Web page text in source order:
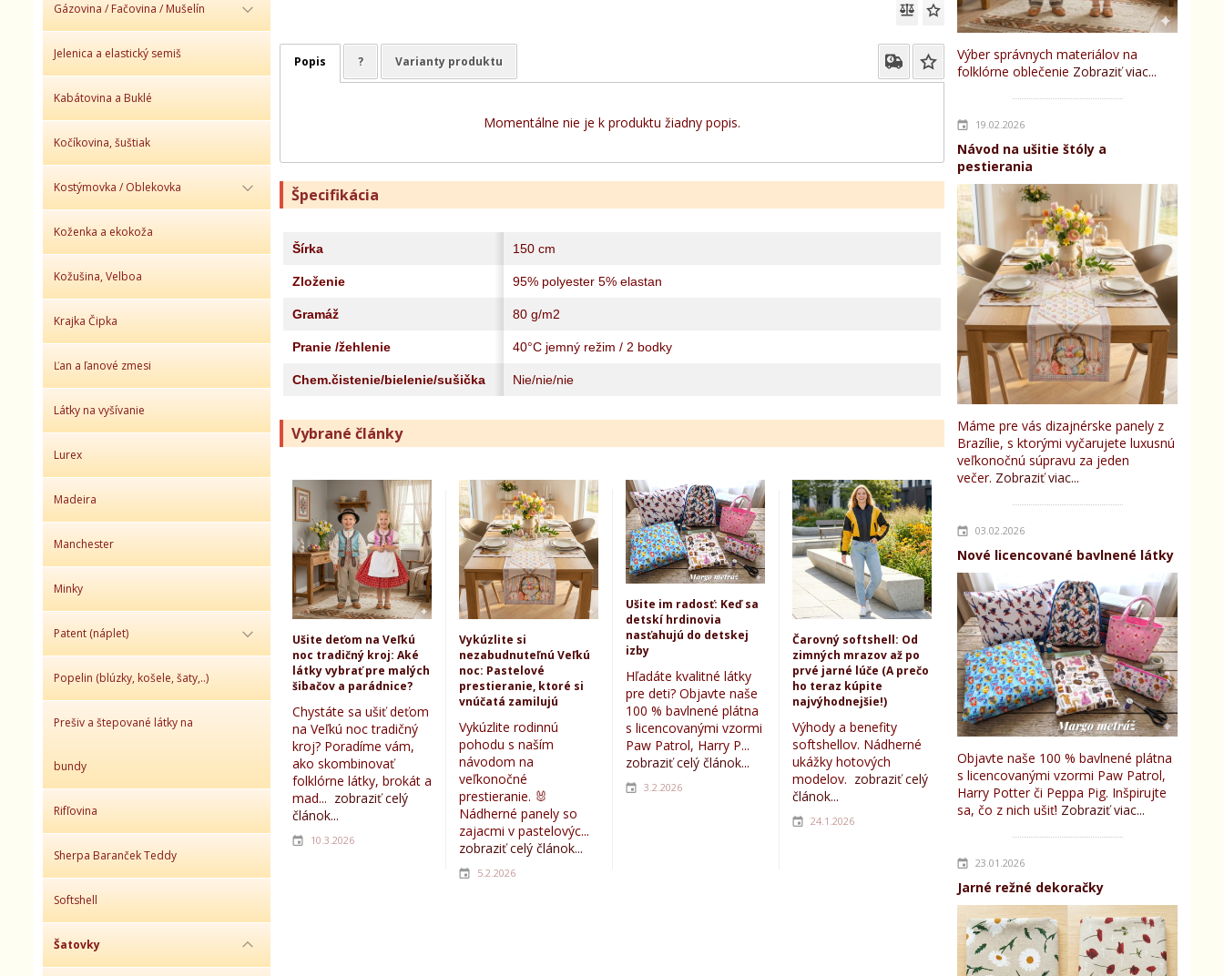
Gázovina / Fačovina / Mušelín
Jelenica a elastický semiš
Kabátovina a Buklé
Kočíkovina, šuštiak
Kostýmovka / Oblekovka
Koženka a ekokoža
Kožušina, Velboa
Krajka Čipka
Ľan a ľanové zmesi
Látky na vyšívanie
Lurex
Madeira
Manchester
Minky
Patent (náplet)
Popelin (blúzky, košele, šaty,..)
Prešiv a štepované látky na
bundy
Rifľovina
Sherpa Baranček Teddy
Softshell
Šatovky
Výber správnych materiálov na
folklórne oblečenie Zobraziť viac...
19.02.2026
Návod na ušitie štóly a
pestierania
Máme pre vás dizajnérske panely z
Brazílie, s ktorými vyčarujete luxusnú
veľkonočnú súpravu za jeden
večer. Zobraziť viac...
03.02.2026
Nové licencované bavlnené látky
Objavte naše 100 % bavlnené plátna
s licencovanými vzormi Paw Patrol,
Harry Potter či Peppa Pig. Inšpirujte
sa, čo z nich ušiť! Zobraziť viac...
23.01.2026
Jarné režné dekoračky
Popis ? Varianty produktu
Momentálne nie je k produktu žiadny popis.
Špecifikácia
Šírka 150 cm
Zloženie 95% polyester 5% elastan
Gramáž 80 g/m2
Pranie /žehlenie 40°C jemný režim / 2 bodky
Chem.čistenie/bielenie/sušička Nie/nie/nie
Vybrané články
Ušite deťom na Veľkú
noc tradičný kroj: Aké
látky vybrať pre malých
šibačov a parádnice?
Chystáte sa ušiť deťom
na Veľkú noc tradičný
kroj? Poradíme vám,
ako skombinovať
folklórne látky, brokát a
mad... zobraziť celý
článok...
10.3.2026
Vykúzlite si
nezabudnuteľnú Veľkú
noc: Pastelové
prestieranie, ktoré si
vnúčatá zamilujú
Vykúzlite rodinnú
pohodu s naším
návodom na
veľkonočné
prestieranie. 🐰
Nádherné panely so
zajacmi v pastelovýc...
zobraziť celý článok...
5.2.2026
Ušite im radosť: Keď sa
detskí hrdinovia
nasťahujú do detskej
izby
Hľadáte kvalitné látky
pre deti? Objavte naše
100 % bavlnené plátna
s licencovanými vzormi
Paw Patrol, Harry P...
zobraziť celý článok...
3.2.2026
Čarovný softshell: Od
zimných mrazov až po
prvé jarné lúče (A prečo
ho teraz kúpite
najvýhodnejšie!)
Výhody a benefity
softshellov. Nádherné
ukážky hotových
modelov. zobraziť celý
článok...
24.1.2026